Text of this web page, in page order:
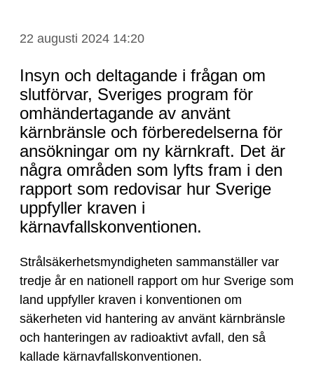
Ny
rapport:
Så
uppfyller
Sverige
kraven
i
kärnavfallskonventionen
22 augusti 2024 14:20
Insyn och deltagande i frågan om
slutförvar, Sveriges program för
omhändertagande av använt
kärnbränsle och förberedelserna för
ansökningar om ny kärnkraft. Det är
några områden som lyfts fram i den
rapport som redovisar hur Sverige
uppfyller kraven i
kärnavfallskonventionen.
Strålsäkerhetsmyndigheten sammanställer var
tredje år en nationell rapport om hur Sverige som
land uppfyller kraven i konventionen om
säkerheten vid hantering av använt kärnbränsle
och hanteringen av radioaktivt avfall, den så
kallade kärnavfallskonventionen.